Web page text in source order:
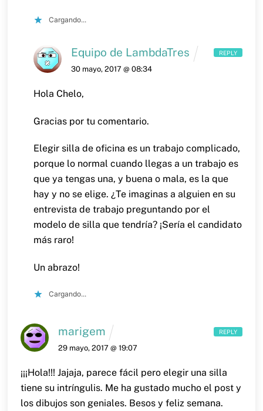
Cargando...
Equipo de LambdaTres
30 mayo, 2017 @ 08:34
Hola Chelo,
Gracias por tu comentario.
Elegir silla de oficina es un trabajo complicado,
porque lo normal cuando llegas a un trabajo es
que ya tengas una, y buena o mala, es la que
hay y no se elige. ¿Te imaginas a alguien en su
entrevista de trabajo preguntando por el
modelo de silla que tendría? ¡Sería el candidato
más raro!
Un abrazo!
Cargando...
REPLY
marigem
29 mayo, 2017 @ 19:07
¡¡¡Hola!!! Jajaja, parece fácil pero elegir una silla
tiene su intríngulis. Me ha gustado mucho el post y
los dibujos son geniales. Besos y feliz semana.
REPLY